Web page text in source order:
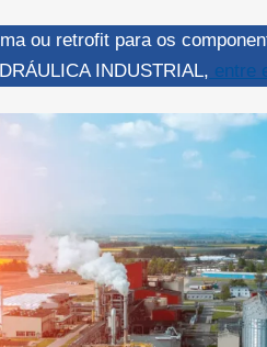
ou retrofit para os
INDUSTRIAL, entre